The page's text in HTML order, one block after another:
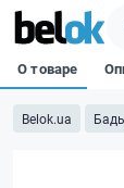
Belok.ua
О товаре